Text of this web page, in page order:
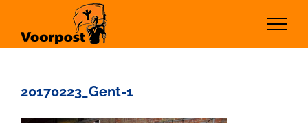
inhoud
20170223_Gent-1